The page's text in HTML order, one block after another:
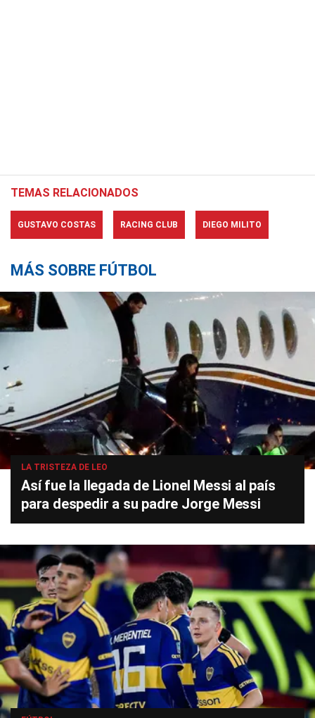
TEMAS RELACIONADOS
GUSTAVO COSTAS RACING CLUB DIEGO MILITO
MÁS SOBRE FÚTBOL
LA TRISTEZA DE LEO
Así fue la llegada de Lionel Messi al país
para despedir a su padre Jorge Messi